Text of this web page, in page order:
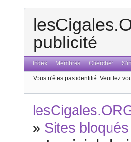
publicité
Index Membres Chercher
Vous n'êtes pas identifié. Veuillez
» Sites bloqués